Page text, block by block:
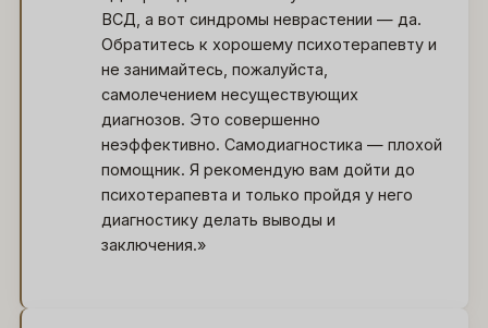
ВСД, а вот синдромы неврастении — да.
Обратитесь к хорошему психотерапевту и
не занимайтесь, пожалуйста,
самолечением несуществующих
диагнозов. Это совершенно
неэффективно. Самодиагностика — плохой
помощник. Я рекомендую вам дойти до
психотерапевта и только пройдя у него
диагностику делать выводы и
заключения.»